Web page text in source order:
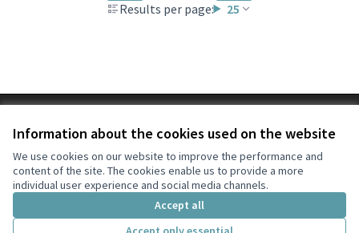
Information about the cookies used on the website
We use cookies on our website to improve the performance and
content of the site. The cookies enable us to provide a more
individual user experience and social media channels.
Accept all
Results per page: 25
Cookie settings
#CaldesDecidim at X
(External link)
#CaldesDecidim at Facebook
(External link)
#CaldesDecidim at Instagram
(External link)
#CaldesDecidim at YouTube
(External link)
English
Triar la llengua Elegir el idiomaChoose language